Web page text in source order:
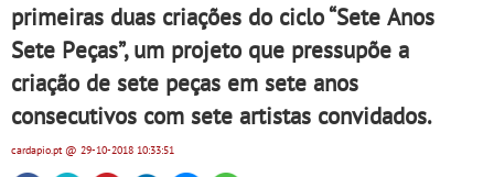
primeiras duas criações do ciclo “Sete Anos
Sete Peças”, um projeto que pressupõe a
criação de sete peças em sete anos
consecutivos com sete artistas convidados.
cardapio.pt@ 29-10-2018 10:33:51